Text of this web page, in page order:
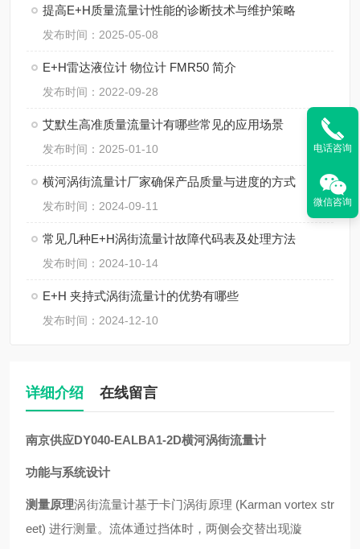
提高E+H质量流量计性能的诊断技术与维护策略
发布时间：2025-05-08
E+H雷达液位计 物位计 FMR50 简介
发布时间：2022-09-28
艾默生高准质量流量计有哪些常见的应用场景
发布时间：2025-01-10
横河涡街流量计厂家确保产品质量与进度的方式
发布时间：2024-09-11
常见几种E+H涡街流量计故障代码表及处理方法
发布时间：2024-10-14
E+H 夹持式涡街流量计的优势有哪些
发布时间：2024-12-10
详细介绍 在线留言
南京供应DY040-EALBA1-2D横河涡街流量计
功能与系统设计
测量原理涡街流量计基于卡门涡街原理 (Karman vortex str
eet) 进行测量。流体通过挡体时，两侧会交替出现漩
电话咨询
微信咨询